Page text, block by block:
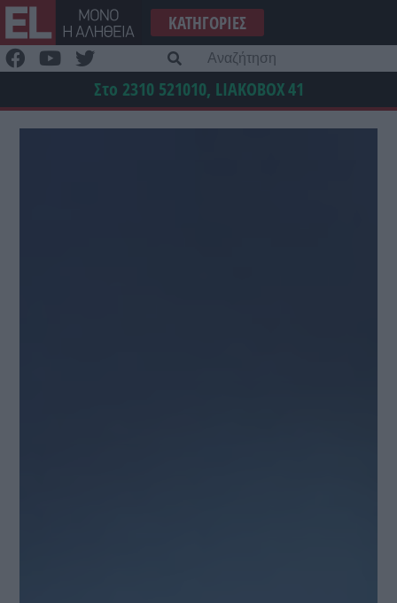
Μετάβαση
στο
περιεχόμενο
ΚΑΤΗΓΟΡΊΕΣ
Στο 2310 521010, LIAKOBOX41